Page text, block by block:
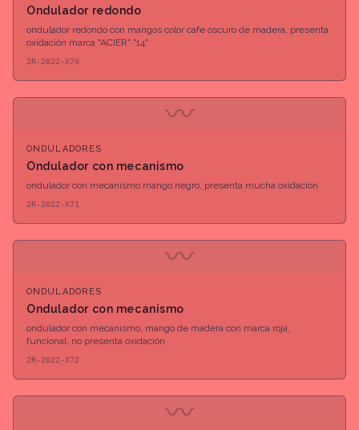
Ondulador redondo
ondulador redondo con mangos color cafe oscuro de madera, presenta
oxidación marca "ACIER" "14"
2R-2022-X70
〰
ONDULADORES
Ondulador con mecanismo
ondulador con mecanismo mango negro, presenta mucha oxidación
2R-2022-X71
〰
ONDULADORES
Ondulador con mecanismo
ondulador con mecanismo, mango de madera con marca roja,
funcional, no presenta oxidación
2R-2022-X72
〰